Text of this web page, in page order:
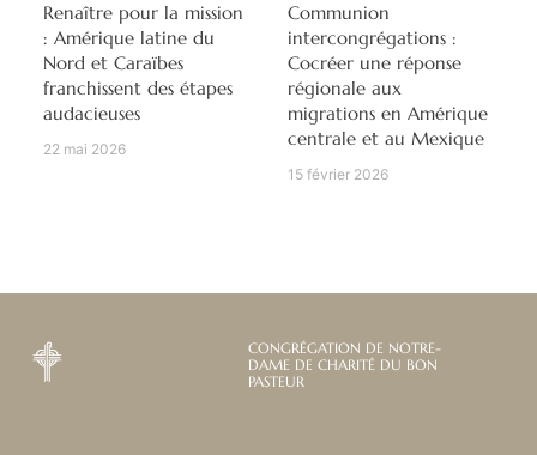
Renaître pour la mission
: Amérique latine du
Nord et Caraïbes
franchissent des étapes
audacieuses
22 mai 2026
Communion
intercongrégations :
Cocréer une réponse
régionale aux
migrations en Amérique
centrale et au Mexique
15 février 2026
CONGRÉGATION DE NOTRE-
DAME DE CHARITÉ DU BON
PASTEUR